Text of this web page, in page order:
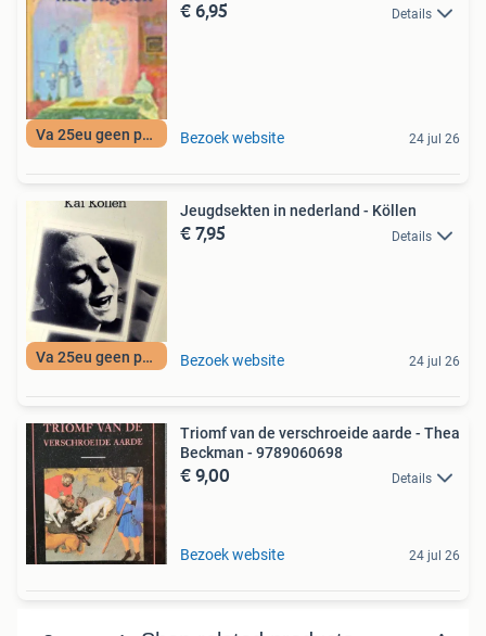
Va 25eu geen porto
€ 6,95 Details
Bezoek website 24 jul 26
Va 25eu geen porto
Jeugdsekten in nederland - Köllen
€ 7,95 Details
Bezoek website 24 jul 26
Triomf van de verschroeide aarde - Thea
Beckman - 9789060698
€ 9,00 Details
Bezoek website 24 jul 26